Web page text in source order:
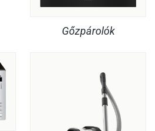
Gőzpárolók